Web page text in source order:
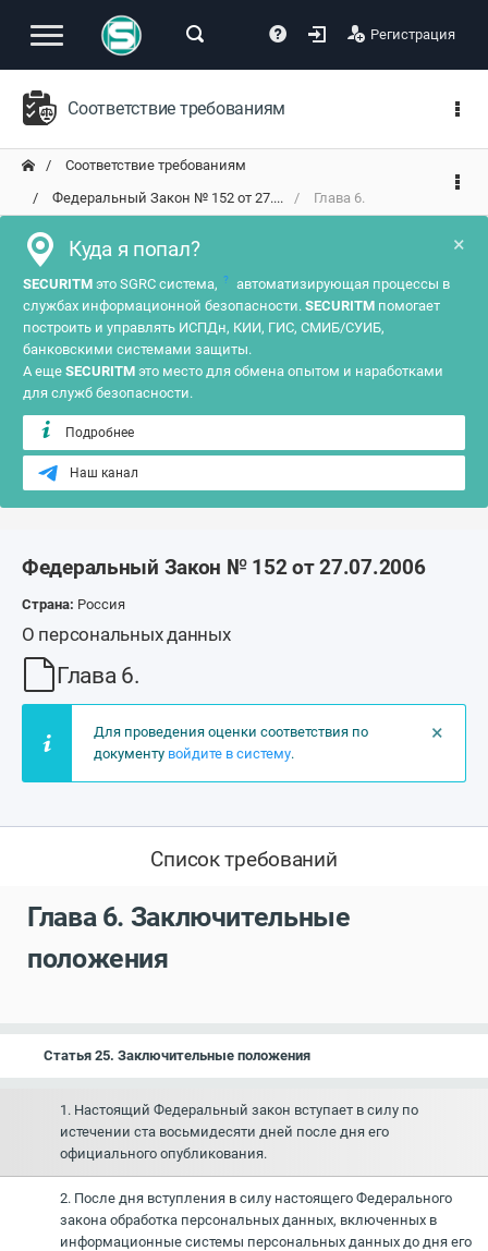
Регистрация
Соответствие требованиям
Соответствие требованиям
Федеральный Закон № 152 от 27....
Глава 6.
×
Куда я попал?
SECURITM это SGRC система, ?
автоматизирующая процессы в
службах информационной безопасности. SECURITM помогает
построить и управлять ИСПДн, КИИ, ГИС, СМИБ/СУИБ,
банковскими системами защиты.
А еще SECURITM это место для обмена опытом и наработками
для служб безопасности.
Подробнее
Наш канал
Федеральный Закон № 152 от 27.07.2006
Страна: Россия
О персональных данных
Глава 6.
×
Для проведения оценки соответствия по
документу войдите в систему.
Список требований
Глава 6. Заключительные
положения
Статья 25. Заключительные положения
1. Настоящий Федеральный закон вступает в силу по
истечении ста восьмидесяти дней после дня его
официального опубликования.
2. После дня вступления в силу настоящего Федерального
закона обработка персональных данных, включенных в
информационные системы персональных данных до дня его